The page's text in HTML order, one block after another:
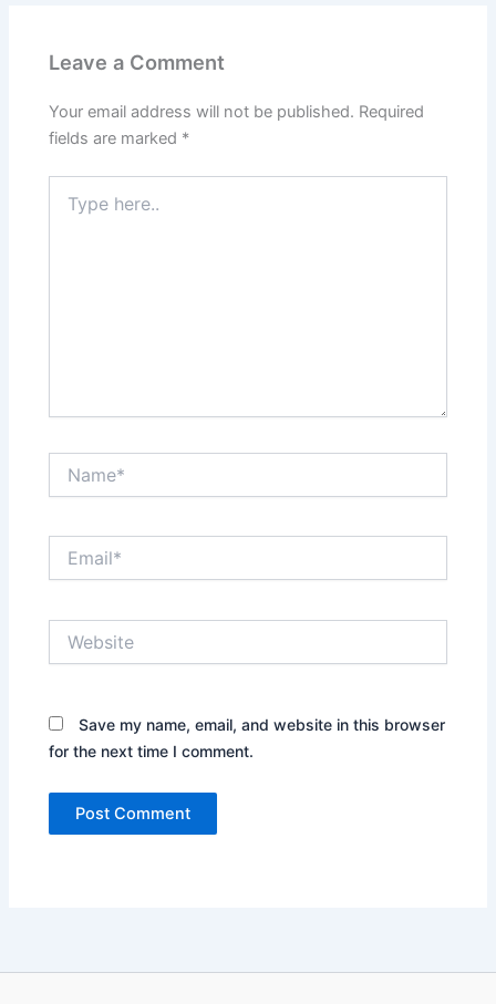
Leave a Comment
Your email address will not be published. Required
fields are marked *
here..
Save my name, email, and website in this browser
for the next time I comment.